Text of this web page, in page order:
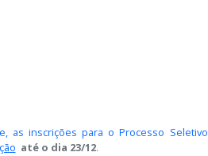
as inscrições para o Processo Seletivo
até o dia 23/12.